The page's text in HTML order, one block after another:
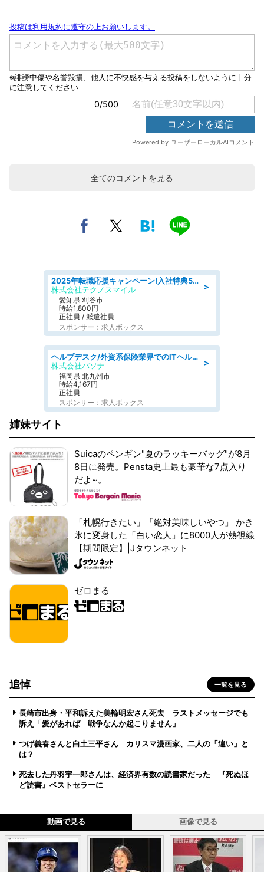
全てのコメントを見る
＞
2025年転職応援キャンペーン!入社特典58万円/デンソーで働こう!自動車工場で小型部品の検査業務 denso aichi
株式会社テクノスマイル
愛知県 刈谷市
時給1,800円
正社員 / 派遣社員
スポンサー：求人ボックス
＞
ヘルプデスク/外資系保険業界でのITヘルプデスク業務/駅近/即日勤務可/ヘルプデスク
株式会社パソナ
福岡県 北九州市
時給4,167円
正社員
スポンサー：求人ボックス
姉妹サイト
Suicaのペンギン"夏のラッキーバッグ"が8月
8日に発売。Pensta史上最も豪華な7点入り
だよ~。
「札幌行きたい」「絶対美味しいやつ」 かき
氷に変身した「白い恋人」に8000人が熱視線
【期間限定】|Jタウンネット
ゼロまる
追悼 一覧を見る
長崎市出身・平和訴えた美輪明宏さん死去 ラストメッセージでも
訴え「愛があれば 戦争なんか起こりません」
つげ義春さんと白土三平さん カリスマ漫画家、二人の「違い」と
は？
死去した丹羽宇一郎さんは、経済界有数の読書家だった 『死ぬほ
ど読書』ベストセラーに
動画で見る 画像で見る